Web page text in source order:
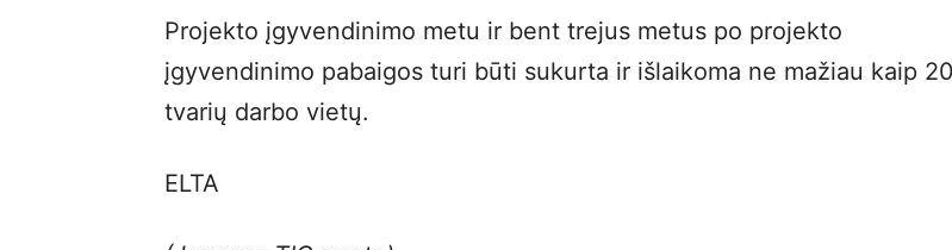
Projekto įgyvendinimo metu ir bent trejus metus po projekto
įgyvendinimo pabaigos turi būti sukurta ir išlaikoma ne mažiau kaip 20
tvarių darbo vietų.
ELTA